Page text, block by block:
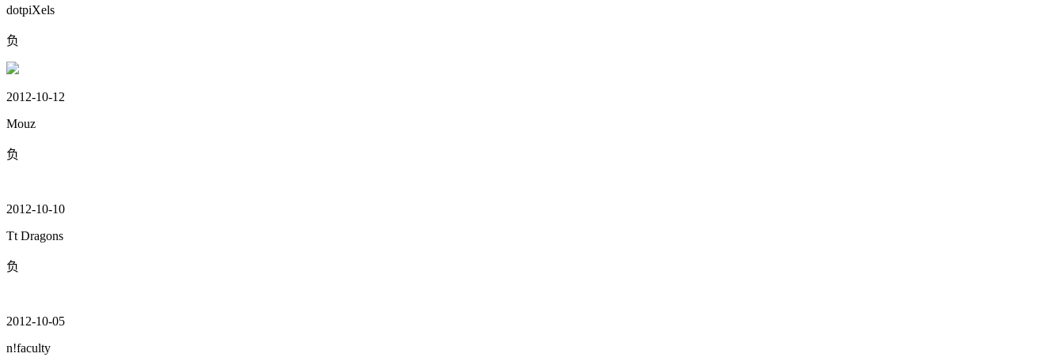
dotpiXels
负
2012-10-12
Mouz
负
2012-10-10
Tt Dragons
负
2012-10-05
n!faculty